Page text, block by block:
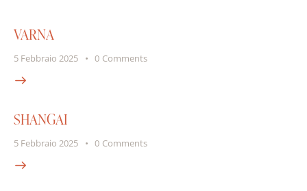
VARNA
5 Febbraio 2025 0 Comments
SHANGAI
5 Febbraio 2025 0 Comments